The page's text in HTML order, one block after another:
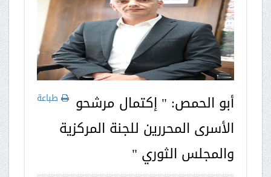
طباعة
أبو الحمص: " إكتمال مرشحو
الأسرى المحررين للجنة المركزية
والمجلس الثوري "